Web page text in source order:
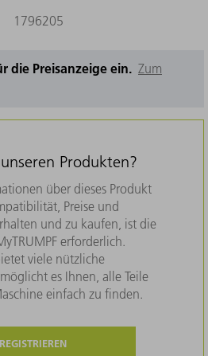
1796205
die Preisanzeige ein. Zum
Produkten?
über dieses Produkt
Preise und
und zu kaufen, ist die
erforderlich.
viele nützliche
es Ihnen, alle Teile
einfach zu finden.